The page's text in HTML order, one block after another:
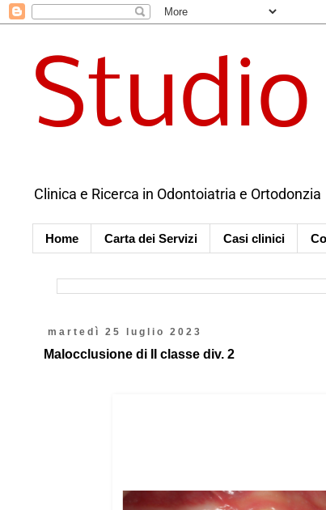
Clinica e Ricerca in Odontoiatria e Ortodonzia
Home Carta dei Servizi Casi clinici
martedì 25 luglio 2023
Malocclusione di II classe div. 2